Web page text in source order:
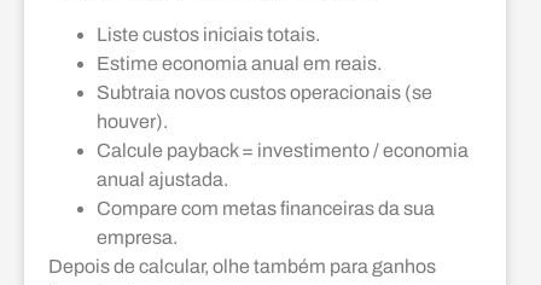
Liste custos iniciais totais.
Estime economia anual em reais.
Subtraia novos custos operacionais (se
houver).
Calcule payback = investimento / economia
anual ajustada.
Compare com metas financeiras da sua
empresa.
Depois de calcular, olhe também para ganhos